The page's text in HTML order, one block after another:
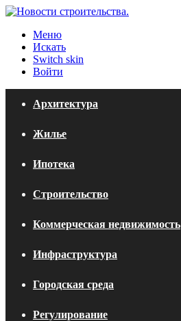
Меню
Искать
Switch skin
Войти
Архитектура
Жилье
Ипотека
Строительство
Коммерческая недвижимость
Инфраструктура
Городская среда
Регулирование